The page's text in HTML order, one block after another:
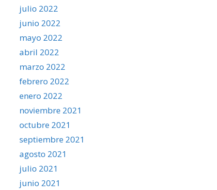
julio 2022
junio 2022
mayo 2022
abril 2022
marzo 2022
febrero 2022
enero 2022
noviembre 2021
octubre 2021
septiembre 2021
agosto 2021
julio 2021
junio 2021